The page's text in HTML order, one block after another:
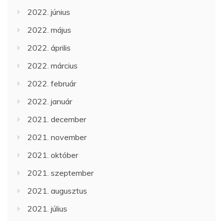
2022. június
2022. május
2022. április
2022. március
2022. február
2022. január
2021. december
2021. november
2021. október
2021. szeptember
2021. augusztus
2021. július